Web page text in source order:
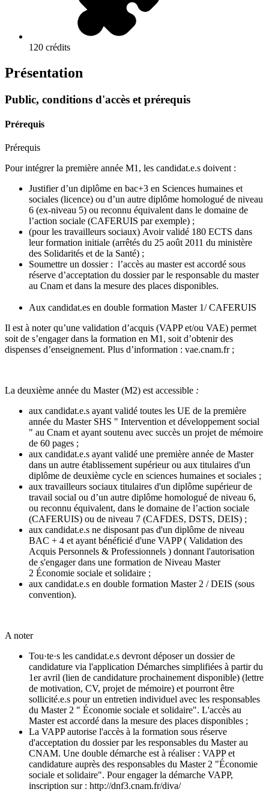
120 crédits
Présentation
Public, conditions d'accès et prérequis
Prérequis
Prérequis
Pour intégrer la première année M1, les candidat.e.s doivent :
Justifier d’un diplôme en bac+3 en Sciences humaines et
sociales (licence) ou d’un autre diplôme homologué de niveau
6 (ex-niveau 5) ou reconnu équivalent dans le domaine de
l’action sociale (CAFERUIS par exemple) ;
(pour les travailleurs sociaux) Avoir validé 180 ECTS dans
leur formation initiale (arrêtés du 25 août 2011 du ministère
des Solidarités et de la Santé) ;
Soumettre un dossier : l’accès au master est accordé sous
réserve d’acceptation du dossier par le responsable du master
au Cnam et dans la mesure des places disponibles.
Aux candidat.es en double formation Master 1/ CAFERUIS
Il est à noter qu’une validation d’acquis (VAPP et/ou VAE) permet
soit de s’engager dans la formation en M1, soit d’obtenir des
dispenses d’enseignement. Plus d’information : vae.cnam.fr ;
La deuxième année du Master (M2) est accessible :
aux candidat.e.s ayant validé toutes les UE de la première
année du Master SHS " Intervention et développement social
" au Cnam et ayant soutenu avec succès un projet de mémoire
de 60 pages ;
aux candidat.e.s ayant validé une première année de Master
dans un autre établissement supérieur ou aux titulaires d'un
diplôme de deuxième cycle en sciences humaines et sociales ;
aux travailleurs sociaux titulaires d'un diplôme supérieur de
travail social ou d’un autre diplôme homologué de niveau 6,
ou reconnu équivalent, dans le domaine de l’action sociale
(CAFERUIS) ou de niveau 7 (CAFDES, DSTS, DEIS) ;
aux candidat.e.s ne disposant pas d'un diplôme de niveau
BAC + 4 et ayant bénéficié d'une VAPP ( Validation des
Acquis Personnels & Professionnels ) donnant l'autorisation
de s'engager dans une formation de Niveau Master
2 Économie sociale et solidaire ;
aux candidat.e.s en double formation Master 2 / DEIS (sous
convention).
A noter
Tou·te·s les candidat.e.s devront déposer un dossier de
candidature via l'application Démarches simplifiées à partir du
1er avril (lien de candidature prochainement disponible) (lettre
de motivation, CV, projet de mémoire) et pourront être
sollicité.e.s pour un entretien individuel avec les responsables
du Master 2 " Économie sociale et solidaire". L'accès au
Master est accordé dans la mesure des places disponibles ;
La VAPP autorise l'accès à la formation sous réserve
d'acceptation du dossier par les responsables du Master au
CNAM. Une double démarche est à réaliser : VAPP et
candidature auprès des responsables du Master 2 "Économie
sociale et solidaire". Pour engager la démarche VAPP,
inscription sur : http://dnf3.cnam.fr/diva/